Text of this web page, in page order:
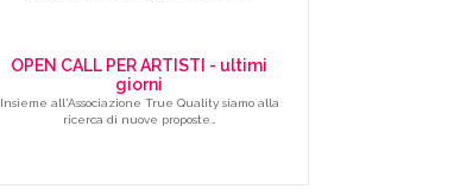
OPEN CALL PER ARTISTI - ultimi
giorni
Insieme all'Associazione True Quality siamo alla
ricerca di nuove proposte…